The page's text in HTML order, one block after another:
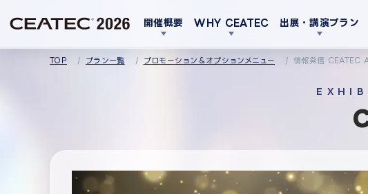
開催概要 WHY CEATEC 出展・講演プラン
TOP プラン一覧 プロモーション＆オプションメニュー 情報発信 CEATEC